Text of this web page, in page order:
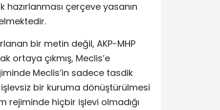
hazırlanması çerçeve yasanın
bir metin değil, AKP-MHP
ortaya çıkmış, Meclis’e
Meclis’in sadece tasdik
bir kuruma dönüştürülmesi
rejiminde hiçbir işlevi olmadığı